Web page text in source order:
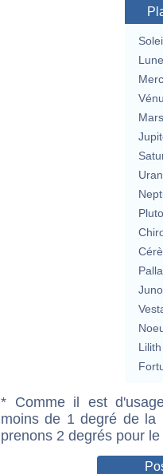
Lune
Mars
Lilith
* Comme il est
moins de 1 degré de la
prenons 2 degrés pour